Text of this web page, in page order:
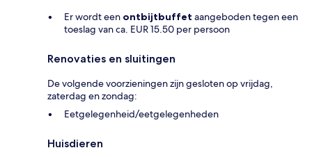
Er wordt een ontbijtbuffet aangeboden tegen een
toeslag van ca. EUR 15.50 per persoon
Renovaties en sluitingen
De volgende voorzieningen zijn gesloten op vrijdag,
zaterdag en zondag:
Eetgelegenheid/eetgelegenheden
Huisdieren